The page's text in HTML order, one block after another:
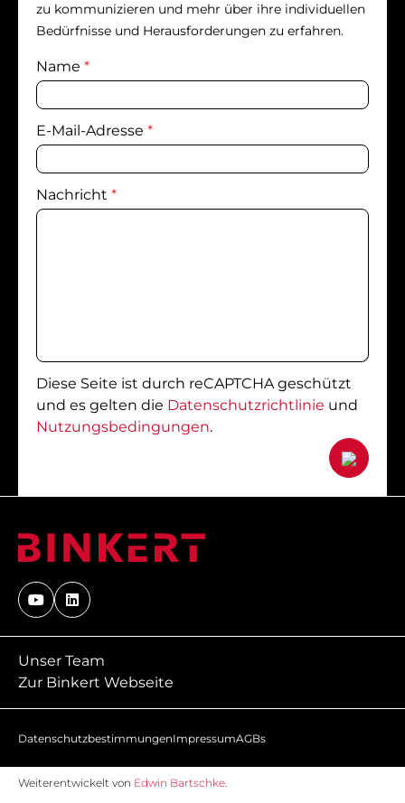
zu kommunizieren und mehr über ihre individuellen
Bedürfnisse und Herausforderungen zu erfahren.
Name *
E-Mail-Adresse *
Nachricht *
Diese Seite ist durch reCAPTCHA geschützt
und es gelten die Datenschutzrichtlinie und
Nutzungsbedingungen.
Unser Team
Zur Binkert Webseite
DatenschutzbestimmungenImpressumAGBs
Weiterentwickelt von Edwin Bartschke.